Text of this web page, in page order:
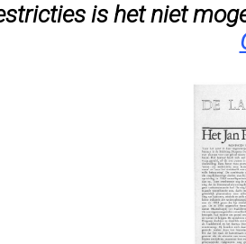
is het niet